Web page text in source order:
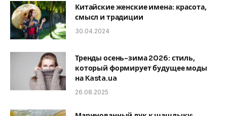
Китайские женские имена: красота,
смысл и традиции
30.04.2024
Тренды осень-зима 2026: стиль,
который формирует будущее моды
на Kasta.ua
26.08.2025